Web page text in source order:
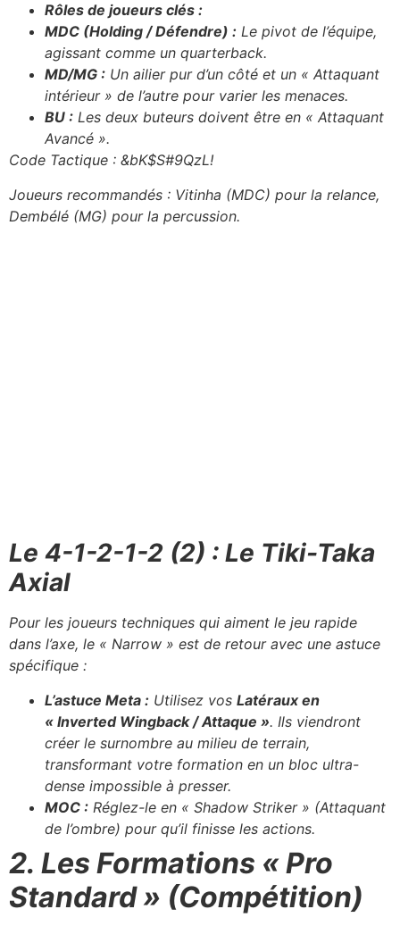
Rôles de joueurs clés :
MDC (Holding / Défendre) : Le pivot de l’équipe,
agissant comme un quarterback.
MD/MG : Un ailier pur d’un côté et un « Attaquant
intérieur » de l’autre pour varier les menaces.
BU : Les deux buteurs doivent être en « Attaquant
Avancé ».
Code Tactique : &bK$S#9QzL!
Joueurs recommandés : Vitinha (MDC) pour la relance,
Dembélé (MG) pour la percussion.
Le 4-1-2-1-2 (2) : Le Tiki-Taka
Axial
Pour les joueurs techniques qui aiment le jeu rapide
dans l’axe, le « Narrow » est de retour avec une astuce
spécifique :
L’astuce Meta : Utilisez vos Latéraux en
« Inverted Wingback / Attaque ». Ils viendront
créer le surnombre au milieu de terrain,
transformant votre formation en un bloc ultra-
dense impossible à presser.
MOC : Réglez-le en « Shadow Striker » (Attaquant
de l’ombre) pour qu’il finisse les actions.
2. Les Formations « Pro
Standard » (Compétition)